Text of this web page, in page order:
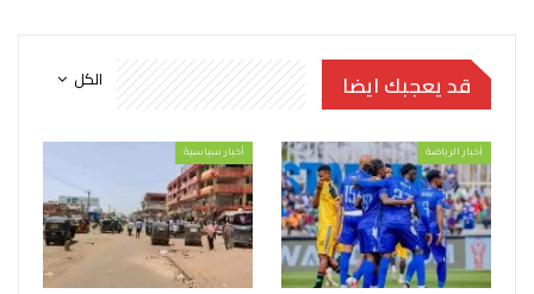
الكل قد يعجبك ايضا
أخبار الرياضة أخبار سياسية